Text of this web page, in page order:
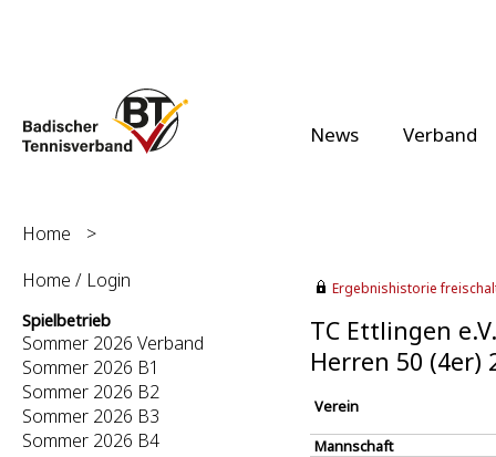
News Verband
Home
>
Home / Login
Spielbetrieb
Sommer 2026 Verband
Sommer 2026 B1
Sommer 2026 B2
Sommer 2026 B3
Sommer 2026 B4
Ergebnishistorie
TC Ettlingen
Herren 50 (4er)
Verein
Mannschaft